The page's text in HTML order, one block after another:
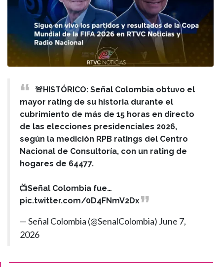
🚨HISTÓRICO: Señal Colombia obtuvo el
mayor rating de su historia durante el
cubrimiento de más de 15 horas en directo
de las elecciones presidenciales 2026,
según la medición RPB ratings del Centro
Nacional de Consultoría, con un rating de
hogares de 64477.
📺Señal Colombia fue…
pic.twitter.com/0D4FNmV2Dx
— Señal Colombia (@SenalColombia) June 7,
2026